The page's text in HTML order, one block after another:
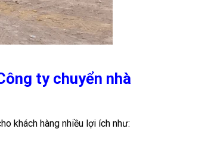
ty chuyển nhà
khách hàng nhiều lợi ích như: